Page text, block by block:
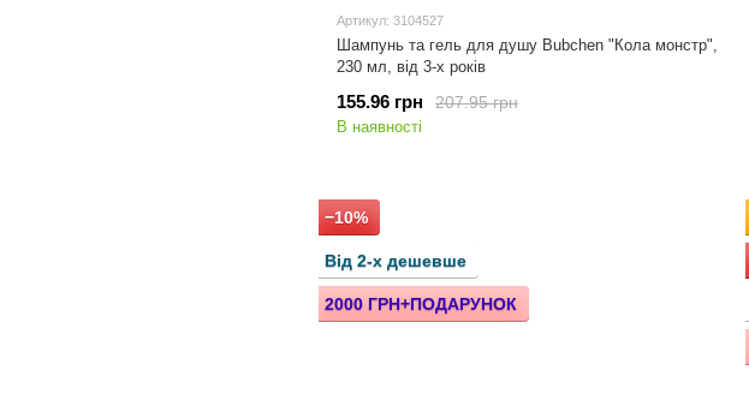
Артикул: 3104527
Шампунь та гель для душу Bubchen "Кола монстр",
230 мл, від 3-х років
207.95 грн
155.96 грн
В наявності
−10%
Від 2-х дешевше
2000 ГРН+ПОДАРУНОК